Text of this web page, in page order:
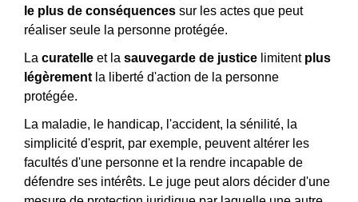
le plus de conséquences sur les actes que peut
réaliser seule la personne protégée.
La curatelle et la sauvegarde de justice limitent plus
légèrement la liberté d'action de la personne
protégée.
La maladie, le handicap, l'accident, la sénilité, la
simplicité d'esprit, par exemple, peuvent altérer les
facultés d'une personne et la rendre incapable de
défendre ses intérêts. Le juge peut alors décider d'une